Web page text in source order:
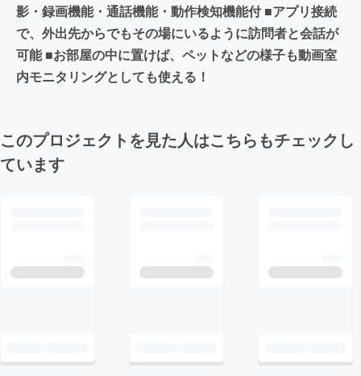
影・録画機能・通話機能・動作検知機能付 ■アプリ接続
で、外出先からでもその場にいるように訪問者と会話が
可能 ■お部屋の中に置けば、ペットなどの様子も動画室
内モニタリングとしても使える！
このプロジェクトを見た人はこちらもチェックし
ています